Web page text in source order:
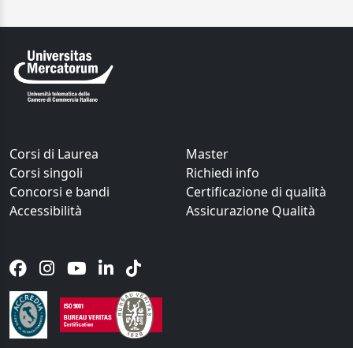
Corsi di Laurea
Master
Corsi singoli
Richiedi info
Concorsi e bandi
Certificazione di qualità
Accessibilità
Assicurazione Qualità